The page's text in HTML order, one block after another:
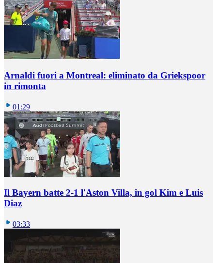
Arnaldi fuori a Montreal: eliminato da Griekspoor
in rimonta
01:29
Il Bayern batte 2-1 l'Aston Villa, in gol Kim e Luis
Diaz
03:33